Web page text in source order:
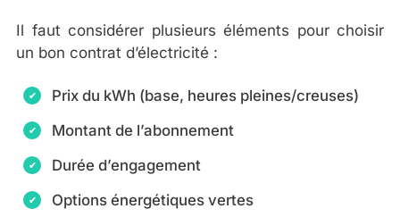
Il faut considérer plusieurs éléments pour choisir
un bon contrat d’électricité :
Prix du kWh (base, heures pleines/creuses)
Montant de l’abonnement
Durée d’engagement
Options énergétiques vertes